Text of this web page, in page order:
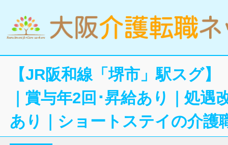
【JR阪和線「堺市」駅スグ
｜賞与年2回･昇給あり｜処遇
あり｜ショートステイの介護